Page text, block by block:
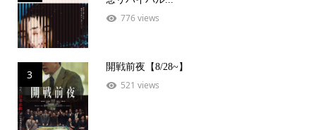
776 views
3
開戦前夜【8/28~】
521 views